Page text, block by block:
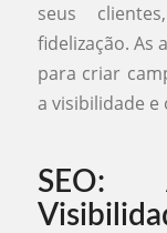
seus
fidelização. As
para criar
a visibilidade e
SEO: